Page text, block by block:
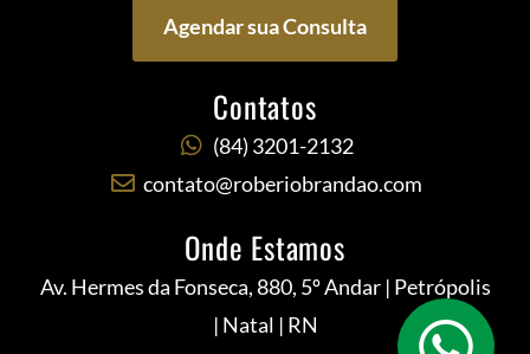
Agendar sua Consulta
Contatos
(84) 3201-2132
contato@roberiobrandao.com
Onde Estamos
Av. Hermes da Fonseca, 880, 5º Andar | Petrópolis
| Natal | RN